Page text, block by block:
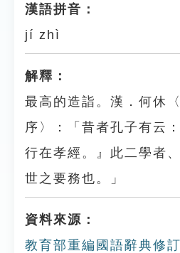
漢語拼音：
jí zhì
解釋：
最高的造詣。漢．何休
序〉：「昔者孔子有云
行在孝經。』此二學者
世之要務也。」
資料來源：
教育部重編國語辭典修